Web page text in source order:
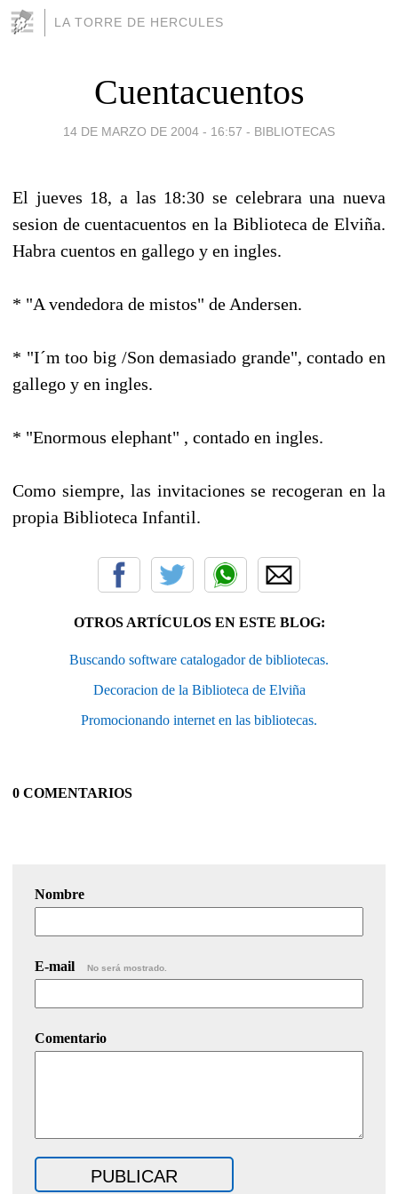
LA TORRE DE HERCULES
Cuentacuentos
14 DE MARZO DE 2004 - 16:57 - BIBLIOTECAS
El jueves 18, a las 18:30 se celebrara una nueva
sesion de cuentacuentos en la Biblioteca de Elviña.
Habra cuentos en gallego y en ingles.
* "A vendedora de mistos" de Andersen.
* "I´m too big /Son demasiado grande", contado en
gallego y en ingles.
* "Enormous elephant" , contado en ingles.
Como siempre, las invitaciones se recogeran en la
propia Biblioteca Infantil.
OTROS ARTÍCULOS EN ESTE BLOG:
Buscando software catalogador de bibliotecas.
Decoracion de la Biblioteca de Elviña
Promocionando internet en las bibliotecas.
0 COMENTARIOS
Nombre
E-mail No será mostrado.
Comentario